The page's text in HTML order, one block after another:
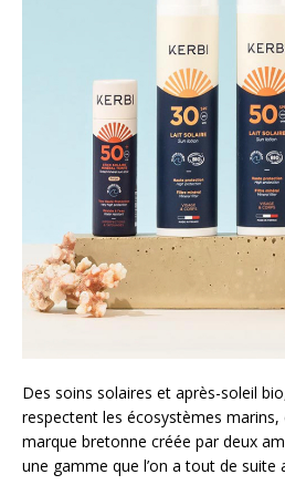
Des soins solaires et après-soleil
respectent les écosystèmes marins,
marque bretonne créée par deux
une gamme que l’on a tout de suite